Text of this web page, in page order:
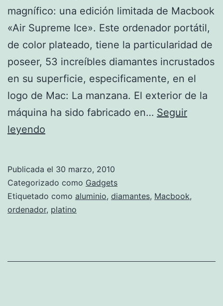
magnífico: una edición limitada de Macbook
«Air Supreme Ice». Este ordenador portátil,
de color plateado, tiene la particularidad de
poseer, 53 increíbles diamantes incrustados
en su superficie, especificamente, en el
logo de Mac: La manzana. El exterior de la
máquina ha sido fabricado en… Seguir
leyendo
diamantes
Publicada el 30 marzo, 2010
Categorizado como Gadgets
Etiquetado como aluminio, diamantes, Macbook,
ordenador, platino